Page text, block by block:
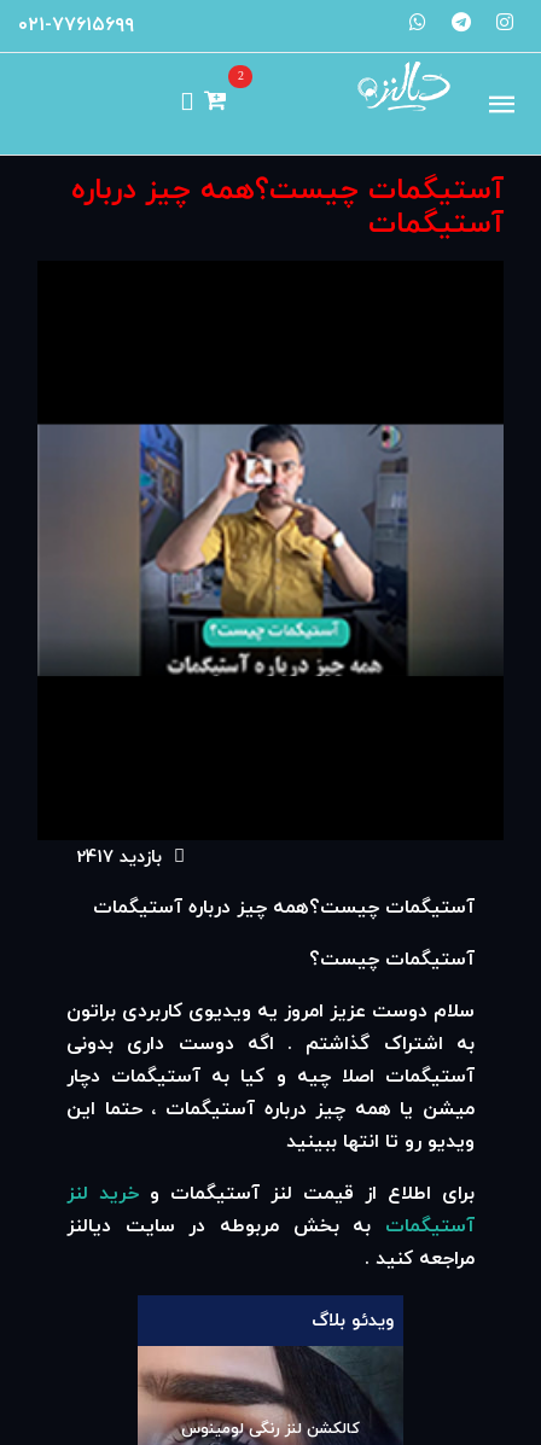
۰۲۱-۷۷۶۱۵۶۹۹
2
آستیگمات چیست؟همه چیز درباره
آستیگمات
00:00
بازدید 2417
آستیگمات چیست؟همه چیز درباره آستیگمات
آستیگمات چیست؟
سلام دوست عزیز امروز یه ویدیوی کاربردی براتون
به اشتراک گذاشتم . اگه دوست داری بدونی
آستیگمات اصلا چیه و کیا به آستیگمات دچار
میشن یا همه چیز درباره آستیگمات ، حتما این
ویدیو رو تا انتها ببینید
برای اطلاع از قیمت لنز آستیگمات و خرید لنز
آستیگمات به بخش مربوطه در سایت دیالنز
مراجعه کنید .
ویدئو بلاگ
کالکشن لنز رنگی لومینوس